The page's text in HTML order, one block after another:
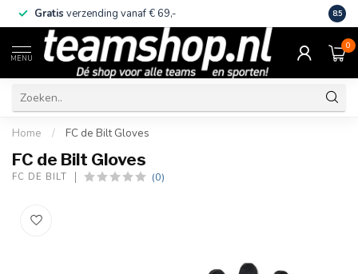
Gratis verzending vanaf € 69,- Eigen
8.5
MENU
0
Home / FC de Bilt Gloves
FC de Bilt Gloves
FC DE BILT (0)